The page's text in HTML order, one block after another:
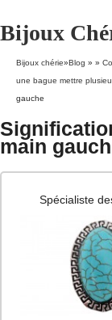
Bijoux
Bijoux chérie»Blog » »
une bague mettre
gauche
main
Spécialiste